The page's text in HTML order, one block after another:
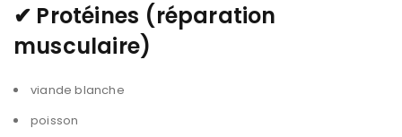
✔ Protéines (réparation
musculaire)
viande blanche
poisson